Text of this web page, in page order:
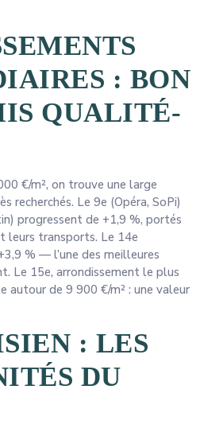
: BON
QUALITÉ-
€/m², on trouve une large
recherchés. Le 9e (Opéra, SoPi)
progressent de +1,9 %, portés
leurs transports. Le 14e
% — l’une des meilleures
Le 15e, arrondissement le plus
autour de 9 900 €/m² : une valeur
: LES
DU